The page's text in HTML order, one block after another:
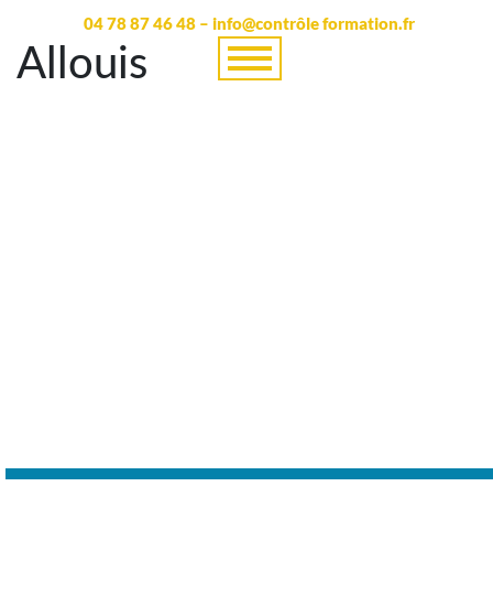
04 78 87 46 48 – info@contrôle formation.fr
Allouis